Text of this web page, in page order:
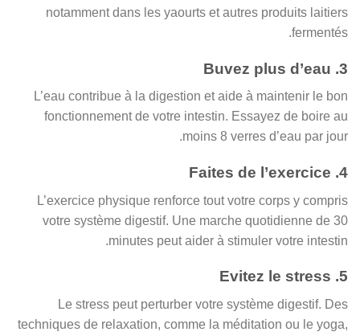
notamment dans les yaourts et autres produits laitiers
fermentés.
3. Buvez plus d’eau
L’eau contribue à la digestion et aide à maintenir le bon
fonctionnement de votre intestin. Essayez de boire au
moins 8 verres d’eau par jour.
4. Faites de l’exercice
L’exercice physique renforce tout votre corps y compris
votre système digestif. Une marche quotidienne de 30
minutes peut aider à stimuler votre intestin.
5. Evitez le stress
Le stress peut perturber votre système digestif. Des
techniques de relaxation, comme la méditation ou le yoga,